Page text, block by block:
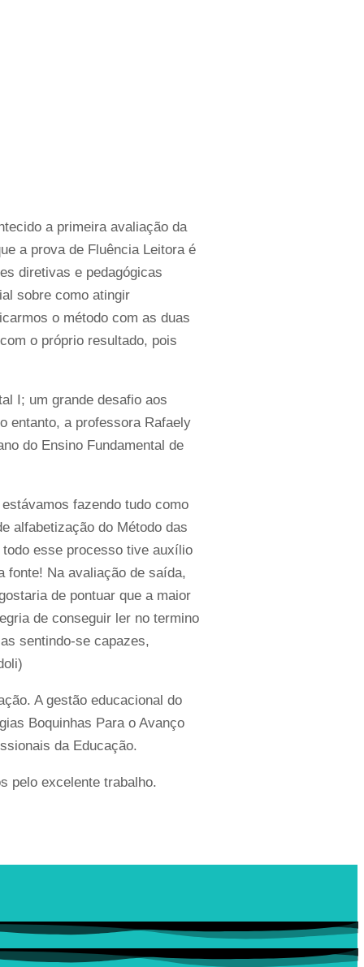
a primeira avaliação da
a prova de Fluência Leitora é
diretivas e pedagógicas
sobre como atingir
o método com as duas
o próprio resultado, pois
I; um grande desafio aos
entanto, a professora Rafaely
do Ensino Fundamental de
fazendo tudo como
alfabetização do Método das
esse processo tive auxílio
fonte! Na avaliação de saída,
de pontuar que a maior
de conseguir ler no termino
sentindo-se capazes,
A gestão educacional do
Boquinhas Para o Avanço
da Educação.
pelo excelente trabalho.